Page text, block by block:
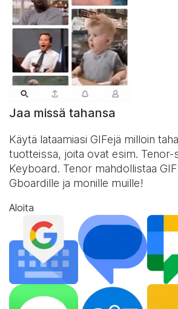
Jaa missä tahansa
Käytä lataamiasi GIFejä milloin
tuotteissa, joita ovat esim. Tenor-
Keyboard. Tenor mahdollistaa
Gboardille ja monille muille!
Aloita